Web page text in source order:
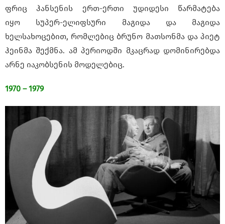
ფრიც ჰანსენის ერთ-ერთი უდიდესი წარმატება
იყო სუპერ-ელიფსური მაგიდა და მაგიდა
ხელსახოცებით, რომლებიც ბრუნო მათსონმა და პიეტ
ჰეინმა შექმნა. ამ პერიოდში მკაცრად დომინირებდა
არნე იაკობსენის მოდელებიც.
1970 – 1979